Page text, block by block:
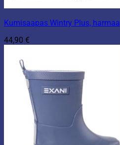
Kumisaapas Wintry Plus, harmaa
44,90 €